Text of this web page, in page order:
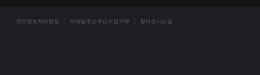
개인정보처리방침 이메일주소무단수집거부 찾아오시는길